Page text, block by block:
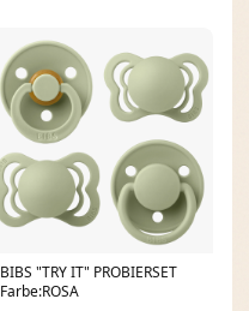
BIBS "TRY IT" PROBIERSET
Farbe:ROSA